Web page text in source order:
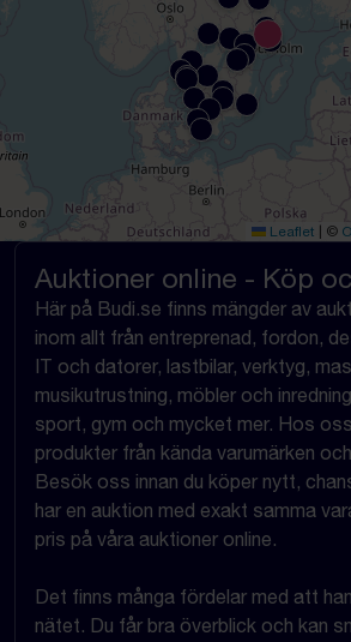
Leaflet ©
Auktioner online - Köp
Här på Budi.se finns mängder av
inom allt från entreprenad, fordon,
IT och datorer, lastbilar, verktyg,
musikutrustning, möbler och
sport, gym och mycket mer. Hos
produkter från kända varumärken
Besök oss innan du köper nytt,
har en auktion med exakt samma
pris på våra auktioner online.
Det finns många fördelar med att
nätet. Du får bra överblick och kan